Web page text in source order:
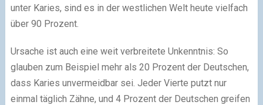
unter Karies, sind es in der westlichen Welt heute vielfach
über 90 Prozent.
Ursache ist auch eine weit verbreitete Unkenntnis: So
glauben zum Beispiel mehr als 20 Prozent der Deutschen,
dass Karies unvermeidbar sei. Jeder Vierte putzt nur
einmal täglich Zähne, und 4 Prozent der Deutschen greifen